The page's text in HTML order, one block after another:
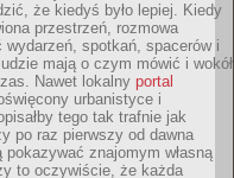
że kiedyś było lepiej. Kiedy
przestrzeń, rozmowa
spotkań, spacerów i
mają o czym mówić i wokół
Nawet lokalny portal
urbanistyce i
tego tak trafnie jak
po raz pierwszy od dawna
znajomym własną
to oczywiście, że każda